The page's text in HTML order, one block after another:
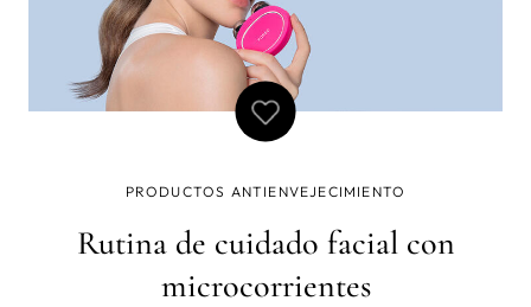
PRODUCTOS ANTIENVEJECIMIENTO
Rutina de cuidado facial con
microcorrientes